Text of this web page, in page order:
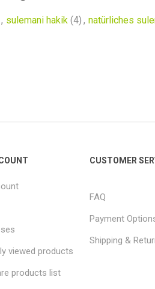
, sulemani hakik (4) , natürliches
viewed products
products list
CUSTOMER
FAQ
Payment
Shipping &